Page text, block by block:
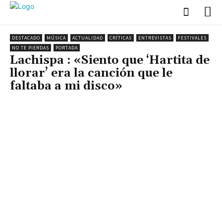
DESTACADO MÚSICA ACTUALIDAD CRÍTICAS ENTREVISTAS
FESTIVALES
NO TE PIERDAS
PORTADA
Lachispa : «Siento que ‘Hartita de
llorar’ era la canción que le
faltaba a mi disco»